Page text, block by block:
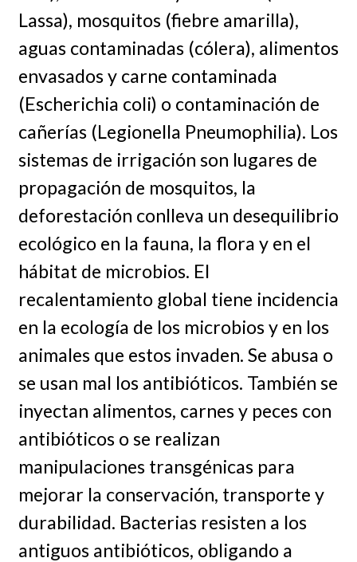
Lassa), mosquitos (fiebre amarilla),
aguas contaminadas (cólera), alimentos
envasados y carne contaminada
(Escherichia coli) o contaminación de
cañerías (Legionella Pneumophilia). Los
sistemas de irrigación son lugares de
propagación de mosquitos, la
deforestación conlleva un desequilibrio
ecológico en la fauna, la flora y en el
hábitat de microbios. El
recalentamiento global tiene incidencia
en la ecología de los microbios y en los
animales que estos invaden. Se abusa o
se usan mal los antibióticos. También se
inyectan alimentos, carnes y peces con
antibióticos o se realizan
manipulaciones transgénicas para
mejorar la conservación, transporte y
durabilidad. Bacterias resisten a los
antiguos antibióticos, obligando a